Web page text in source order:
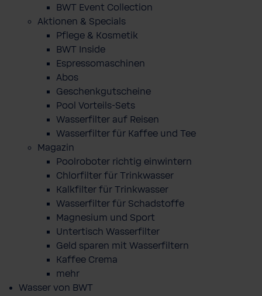
BWT Event Collection
Aktionen & Specials
Pflege & Kosmetik
BWT Inside
Espressomaschinen
Abos
Geschenkgutscheine
Pool Vorteils-Sets
Wasserfilter auf Reisen
Wasserfilter für Kaffee und Tee
Magazin
Poolroboter richtig einwintern
Chlorfilter für Trinkwasser
Kalkfilter für Trinkwasser
Wasserfilter für Schadstoffe
Magnesium und Sport
Untertisch Wasserfilter
Geld sparen mit Wasserfiltern
Kaffee Crema
mehr
Wasser von BWT